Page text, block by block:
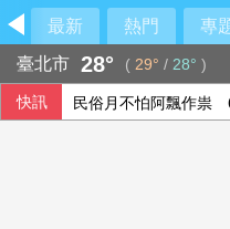
最新 熱門 專
臺北市 28° ( 29° / 28° )
快訊 民俗月不怕阿飄作祟